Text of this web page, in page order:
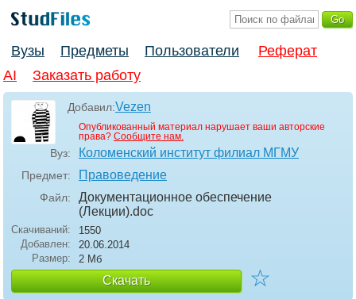
Вузы Предметы Пользователи
Реферат
AI
Заказать работу
Добавил:Vezen
Опубликованный материал нарушает ваши авторские
права? Сообщите нам.
Вуз: Коломенский институт филиал МГМУ
Предмет: Правоведение
Файл:
Документационное обеспечение
(Лекции).doc
Скачиваний:
1550
Добавлен:
20.06.2014
Размер:
2 Мб
Скачать ☆